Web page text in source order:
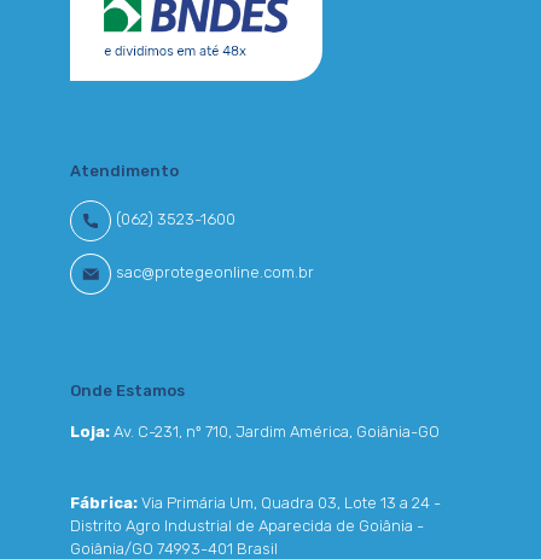
Atendimento
(062) 3523-1600
sac@protegeonline.com.br
Onde Estamos
Loja: Av. C-231, nº 710, Jardim América, Goiânia-GO
Fábrica: Via Primária Um, Quadra 03, Lote 13 a 24 -
Distrito Agro Industrial de Aparecida de Goiânia -
Goiânia/GO 74993-401 Brasil